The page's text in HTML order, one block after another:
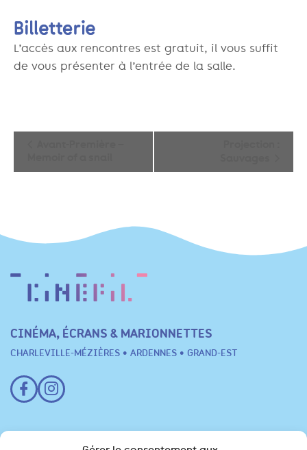
L’accès aux rencontres est gratuit, il vous suffit
de vous présenter à l’entrée de la salle.
CINÉMA, ÉCRANS & MARIONNETTES
CHARLEVILLE-MÉZIÈRES • ARDENNES • GRAND-EST